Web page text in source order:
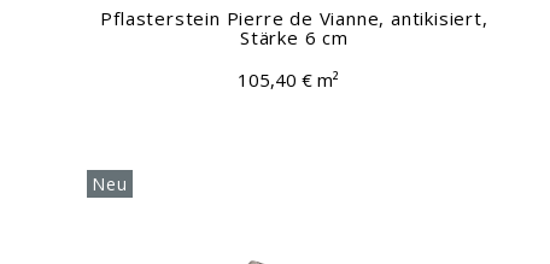
Pflasterstein Pierre de Vianne, antikisiert,
Stärke 6 cm
105,40 € m²
Neu